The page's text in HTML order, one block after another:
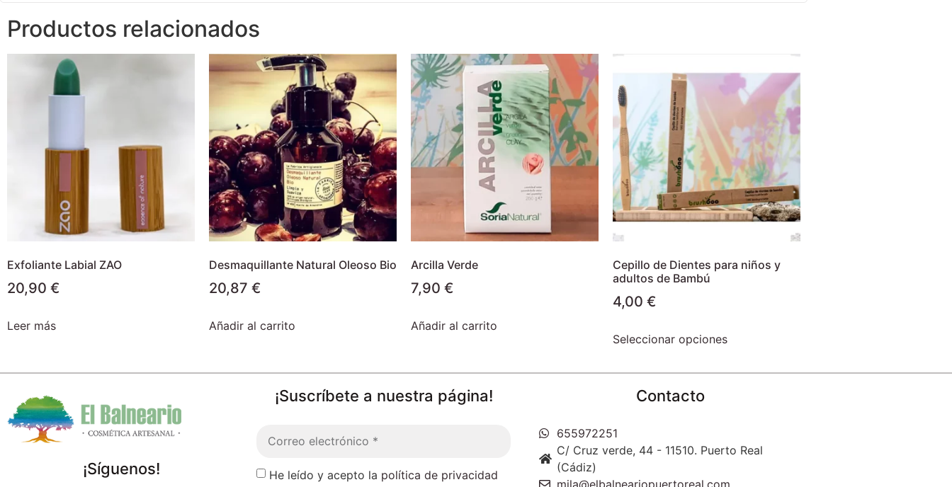
Productos relacionados
Exfoliante Labial ZAO
20,90 €
Leer más
Desmaquillante Natural Oleoso Bio
20,87 €
Añadir al carrito
Arcilla Verde
7,90 €
Añadir al carrito
Cepillo de Dientes para niños y
adultos de Bambú
4,00 €
Seleccionar opciones
¡Síguenos!
¡Suscríbete a nuestra página!
He leído y acepto la política de privacidad
Contacto
655972251
C/ Cruz verde, 44 - 11510. Puerto Real
(Cádiz)
mila@elbalneariopuertoreal.com